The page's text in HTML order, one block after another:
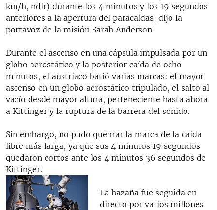
km/h, ndlr) durante los 4 minutos y los 19 segundos
anteriores a la apertura del paracaídas, dijo la
portavoz de la misión Sarah Anderson.
Durante el ascenso en una cápsula impulsada por un
globo aerostático y la posterior caída de ocho
minutos, el austríaco batió varias marcas: el mayor
ascenso en un globo aerostático tripulado, el salto al
vacío desde mayor altura, perteneciente hasta ahora
a Kittinger y la ruptura de la barrera del sonido.
Sin embargo, no pudo quebrar la marca de la caída
libre más larga, ya que sus 4 minutos 19 segundos
quedaron cortos ante los 4 minutos 36 segundos de
Kittinger.
La hazaña fue seguida en
directo por varios millones